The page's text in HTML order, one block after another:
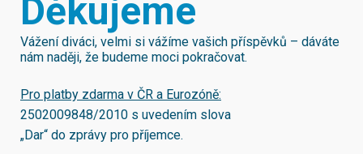
Děkujeme
Vážení diváci, velmi si vážíme vašich příspěvků – dáváte
nám naději, že budeme moci pokračovat.
Pro platby zdarma v ČR a Eurozóně:
2502009848/2010 s uvedením slova
„Dar“ do zprávy pro příjemce.